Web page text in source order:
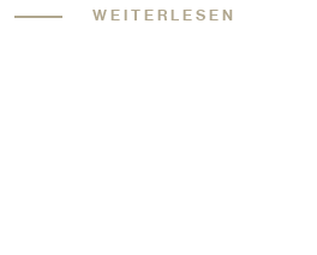
WEITERLESEN